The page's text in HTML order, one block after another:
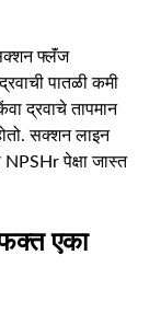
फ्लॅंज
पातळी कमी
द्रवाचे तापमान
सक्शन लाइन
पेक्षा जास्त
एका